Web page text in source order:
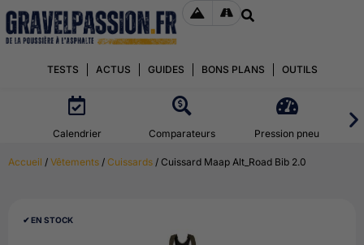
TESTS ACTUS GUIDES BONS PLANS OUTILS
Calendrier Comparateurs Pression pneu
Accueil / Vêtements / Cuissards / Cuissard Maap Alt_Road Bib 2.0
✔︎ EN STOCK